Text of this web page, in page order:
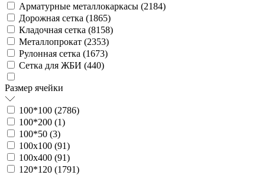
Арматурные металлокаркасы (2184)
Дорожная сетка (1865)
Кладочная сетка (8158)
Металлопрокат (2353)
Рулонная сетка (1673)
Сетка для ЖБИ (440)
Размер ячейки
100*100 (2786)
100*200 (1)
100*50 (3)
100х100 (91)
100х400 (91)
120*120 (1791)